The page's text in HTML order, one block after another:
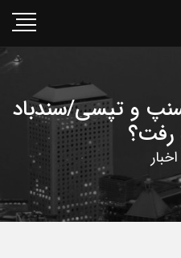
و تپسی/سندباد
رفت؟
اخبار